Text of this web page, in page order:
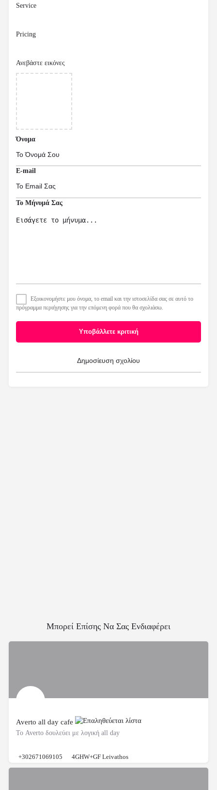
Service
Pricing
Ανεβάστε εικόνες
Όνομα
E-mail
Το Μήνυμά Σας
Εξοικονομήστε μου όνομα, το email και την ιστοσελίδα σας σε αυτό το
πρόγραμμα περιήγησης για την επόμενη φορά που θα σχολιάσω.
Υποβάλλετε κριτική
Μπορεί Επίσης Να Σας Ενδιαφέρει
Averto all day cafe
Το Averto δουλεύει με λογική all day
+302671069105 4GHW+GF Leivathos